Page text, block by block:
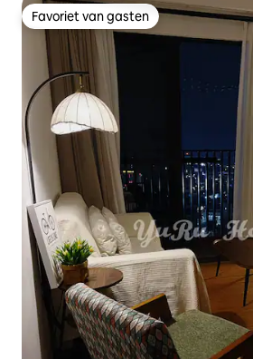
Favoriet van gasten
Favoriet van gasten